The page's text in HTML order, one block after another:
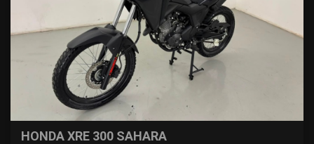
HONDA XRE 300 SAHARA